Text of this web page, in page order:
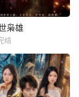
枭雄
结